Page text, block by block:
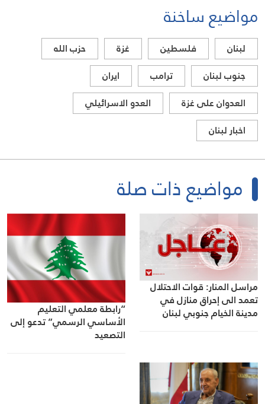
مواضيع ساخنة
لبنان فلسطين غزة
حزب الله
جنوب لبنان
ترامب
ايران
العدوان على غزة
العدو الاسرائيلي
اخبار لبنان
مواضيع ذات صلة
مراسل المنار: قوات الاحتلال
تعمد الى إحراق منازل في
مدينة الخيام جنوبي لبنان “رابطة معلمي التعليم
الأساسي الرسمي” تدعو إلى
التصعيد